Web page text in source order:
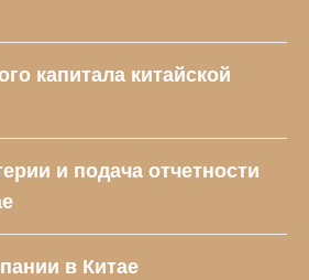
капитала китайской
и подача отчетности
в Китае